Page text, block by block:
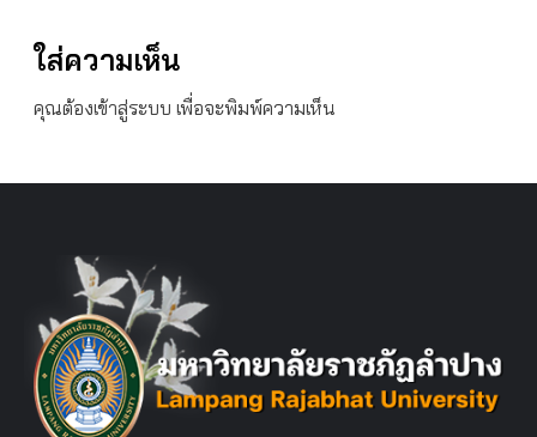
ใส่ความเห็น
คุณต้องเข้าสู่ระบบ เพื่อจะพิมพ์ความเห็น